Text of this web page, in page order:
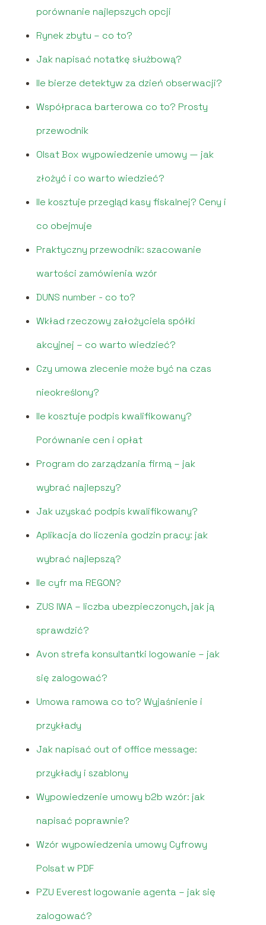
porównanie najlepszych opcji
Rynek zbytu – co to?
Jak napisać notatkę służbową?
Ile bierze detektyw za dzień obserwacji?
Współpraca barterowa co to? Prosty
przewodnik
Olsat Box wypowiedzenie umowy — jak
złożyć i co warto wiedzieć?
Ile kosztuje przegląd kasy fiskalnej? Ceny i
co obejmuje
Praktyczny przewodnik: szacowanie
wartości zamówienia wzór
DUNS number - co to?
Wkład rzeczowy założyciela spółki
akcyjnej – co warto wiedzieć?
Czy umowa zlecenie może być na czas
nieokreślony?
Ile kosztuje podpis kwalifikowany?
Porównanie cen i opłat
Program do zarządzania firmą – jak
wybrać najlepszy?
Jak uzyskać podpis kwalifikowany?
Aplikacja do liczenia godzin pracy: jak
wybrać najlepszą?
Ile cyfr ma REGON?
ZUS IWA – liczba ubezpieczonych, jak ją
sprawdzić?
Avon strefa konsultantki logowanie – jak
się zalogować?
Umowa ramowa co to? Wyjaśnienie i
przykłady
Jak napisać out of office message:
przykłady i szablony
Wypowiedzenie umowy b2b wzór: jak
napisać poprawnie?
Wzór wypowiedzenia umowy Cyfrowy
Polsat w PDF
PZU Everest logowanie agenta – jak się
zalogować?